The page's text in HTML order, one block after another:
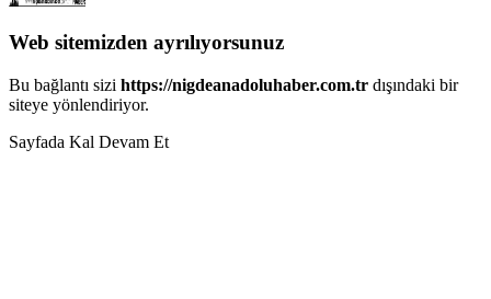
Web sitemizden ayrılıyorsunuz
Bu bağlantı sizi https://nigdeanadoluhaber.com.tr dışındaki bir
siteye yönlendiriyor.
Sayfada Kal Devam Et